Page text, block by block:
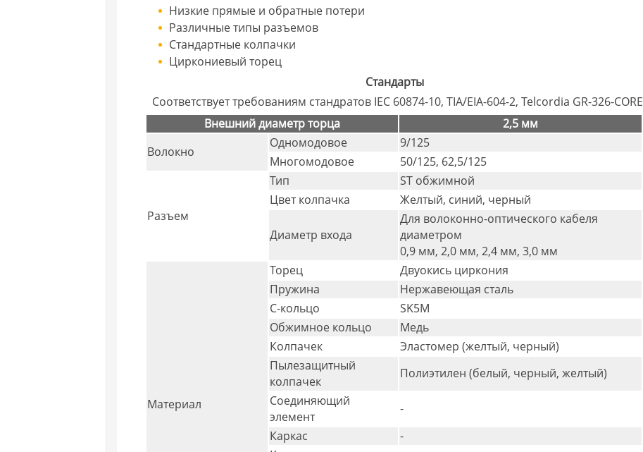
Низкие прямые и обратные потери
Различные типы разъемов
Стандартные колпачки
Циркониевый торец
Стандарты
Соответствует требованиям стандратов IEC 60874-10, TIA/EIA-604-2, Telcordia GR-326-CORE
Внешний диаметр торца
2,5 мм
Волокно
Одномодовое
9/125
Многомодовое
50/125, 62,5/125
Разъем
Тип
ST обжимной
Цвет колпачка
Желтый, синий, черный
Диаметр входа
Для волоконно-оптического кабеля
диаметром
0,9 мм, 2,0 мм, 2,4 мм, 3,0 мм
Материал
Торец
Двуокись циркония
Пружина
Нержавеющая сталь
С-кольцо
SK5M
Обжимное кольцо
Медь
Колпачек
Эластомер (желтый, черный)
Пылезащитный
колпачек
Полиэтилен (белый, черный, желтый)
Соединяющий
элемент
-
Каркас
-